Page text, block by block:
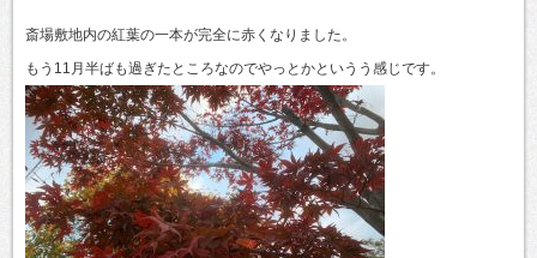
斎場敷地内の紅葉の一本が完全に赤くなりました。
もう11月半ばも過ぎたところなのでやっとかというう感じです。